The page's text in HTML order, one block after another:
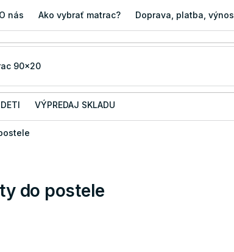
O nás Ako vybrať matrac? Doprava, platba, výnos
VÝPREDAJ SKLADU
do postele